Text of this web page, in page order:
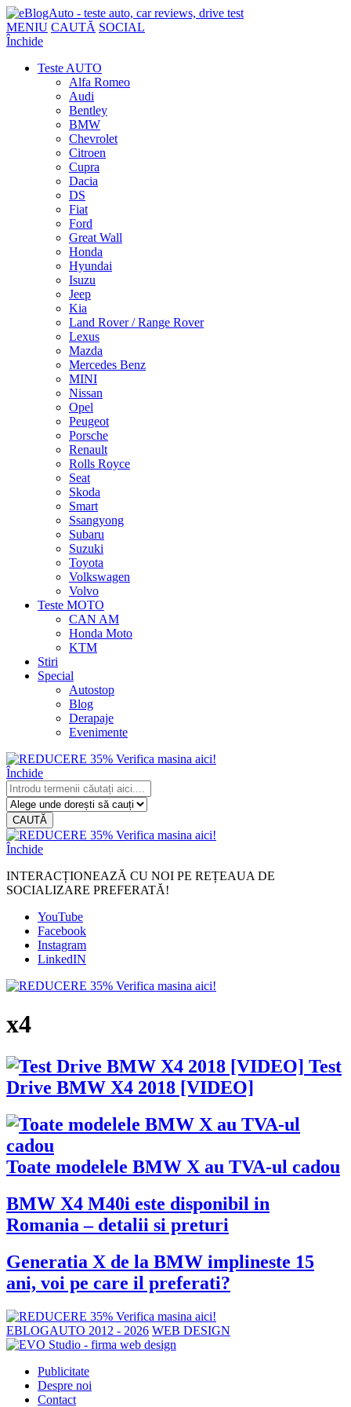
MENIU CAUTĂ SOCIAL
Închide
Teste AUTO
Alfa Romeo
Audi
Bentley
BMW
Chevrolet
Citroen
Cupra
Dacia
DS
Fiat
Ford
Great Wall
Honda
Hyundai
Isuzu
Jeep
Kia
Land Rover / Range Rover
Lexus
Mazda
Mercedes Benz
MINI
Nissan
Opel
Peugeot
Porsche
Renault
Rolls Royce
Seat
Skoda
Smart
Ssangyong
Subaru
Suzuki
Toyota
Volkswagen
Volvo
Teste MOTO
CAN AM
Honda Moto
KTM
Stiri
Special
Autostop
Blog
Derapaje
Evenimente
Închide
CAUTĂ
Închide
INTERACȚIONEAZĂ CU NOI PE REȚEAUA DE
SOCIALIZARE PREFERATĂ!
YouTube
Facebook
Instagram
LinkedIN
x4
Test
Drive BMW X4 2018 [VIDEO]
Toate modelele BMW X au TVA-ul cadou
BMW X4 M40i este disponibil in
Romania – detalii si preturi
Generatia X de la BMW implineste 15
ani, voi pe care il preferati?
EBLOGAUTO 2012 - 2026 WEB DESIGN
Publicitate
Despre noi
Contact